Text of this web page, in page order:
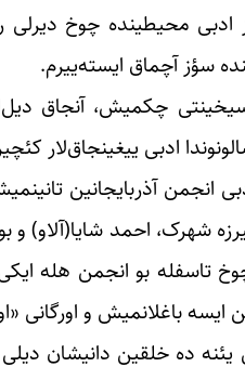
ادبی محیطینده چوخ
سؤز آچماق ایسته‌ییرم.
سیخینتی چکمیش، آنجاق
ادبی ییغینجاق‌لار
انجمن آذربایجانین
شهرک، احمد شایا(آلاو) و
تاسفله بو انجمن هله
باغلانمیش و اورگانی
یئنه ده خلقین دانیشان